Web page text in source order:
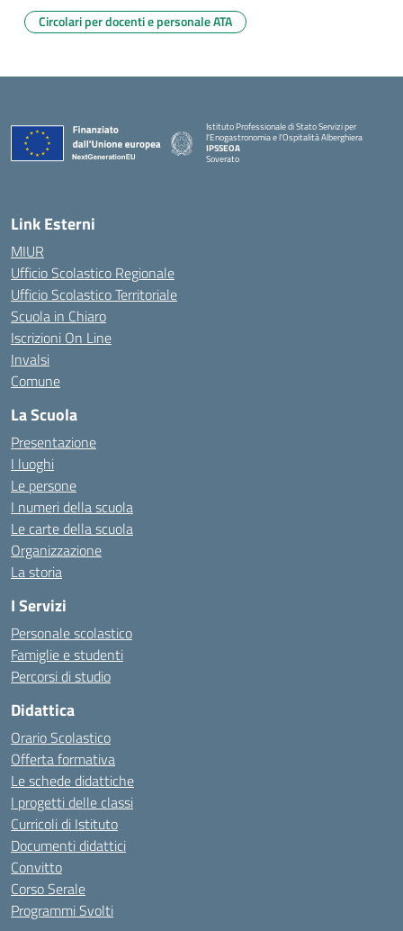
Circolari per docenti e personale ATA
Istituto Professionale di Stato Servizi per
l'Enogastronomia e l'Ospitalità Alberghiera
IPSSEOA
Soverato
Link Esterni
MIUR
Ufficio Scolastico Regionale
Ufficio Scolastico Territoriale
Scuola in Chiaro
Iscrizioni On Line
Invalsi
Comune
La Scuola
Presentazione
I luoghi
Le persone
I numeri della scuola
Le carte della scuola
Organizzazione
La storia
I Servizi
Personale scolastico
Famiglie e studenti
Percorsi di studio
Didattica
Orario Scolastico
Offerta formativa
Le schede didattiche
I progetti delle classi
Curricoli di Istituto
Documenti didattici
Convitto
Corso Serale
Programmi Svolti